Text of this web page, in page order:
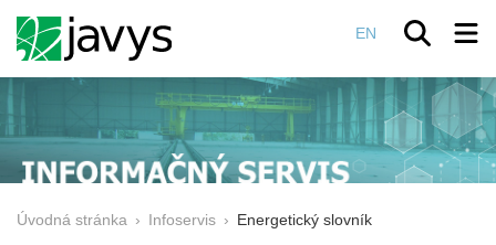
EN
Úvodná stránka › Infoservis › Energetický slovník